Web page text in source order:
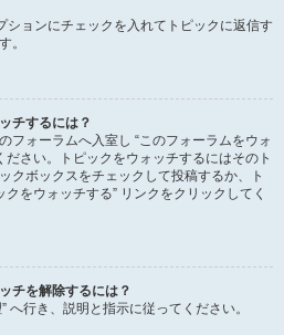
ションにチェックを入れてトピックに返信す
。
チするには？
フォーラムへ入室し “このフォーラムをウォ
ださい。トピックをウォッチするにはそのト
クボックスをチェックして投稿するか、ト
をウォッチする” リンクをクリックしてく
チを解除するには？
へ行き、説明と指示に従ってください。